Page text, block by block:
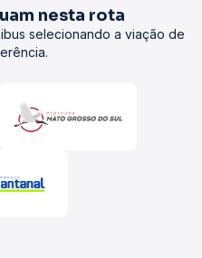
nesta rota
selecionando a viação de